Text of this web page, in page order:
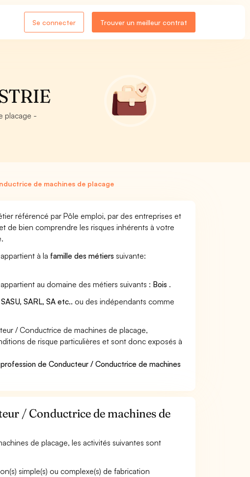
Se connecter Trouver un meilleur contrat
placage -
de machines de placage
référencé par Pôle emploi, par des entreprises et
de bien comprendre les risques inhérents à votre
à la famille des métiers suivante:
au domaine des métiers suivants : Bois .
SARL, SA etc.. ou des indépendants comme
/ Conductrice de machines de placage,
de risque particulières et sont donc exposés à
de Conducteur / Conductrice de machines
/ Conductrice de machines de
de placage, les activités suivantes sont
simple(s) ou complexe(s) de fabrication